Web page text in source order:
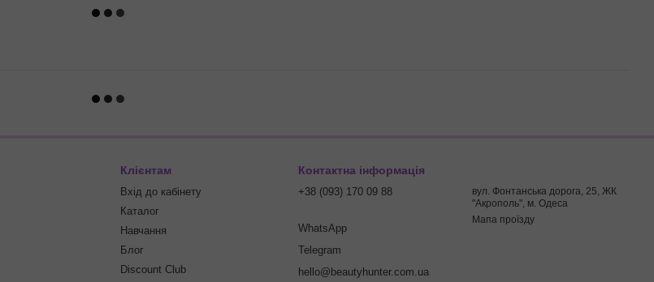
Клієнтам
Вхід до кабінету
Каталог
Навчання
Блог
Discount Club
Контактна інформація
+38 (093) 170 09 88
WhatsApp
Telegram
hello@beautyhunter.com.ua
вул. Фонтанська дорога, 25, ЖК
"Акрополь", м. Одеса
Мапа проїзду